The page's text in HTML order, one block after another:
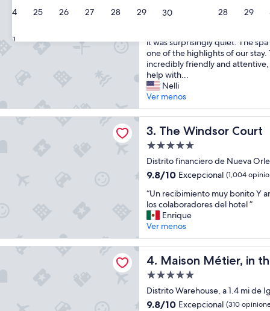
24 25 26 27 28 29 30
31
28 29
e
a
n
d
w
e
l
l
k
e
p
u
p
h
e
C
o
p
p
e
r
V
i
e
f
o
m
y
i
r
t
h
d
a
y
w
with the spa bath. The room was
it was surprisingly quiet. The
one of the highlights of our stay.
incredibly friendly and
help with...
Nelli
Ver menos
3. The Windsor Court
The Windsor Court
Propiedad
de
5.0
Distrito financiero de Nueva
9.8
10,
Excepcional,
(1,004
opiniones)
9.8/10 Excepcional (1,004
“
U
n
r
e
c
b
m
i
“Un recibimiento muy bonito Y
los colaboradores del hotel ”
Enrique
Ver menos
Court
4. Maison Métier, in
Maison Métier, in the
Propiedad
de
5.0
Distrito Warehouse, a 1.4 mi de
9.8
9.8/10 Excepcional (310
in the Unbound Collection by Hyatt